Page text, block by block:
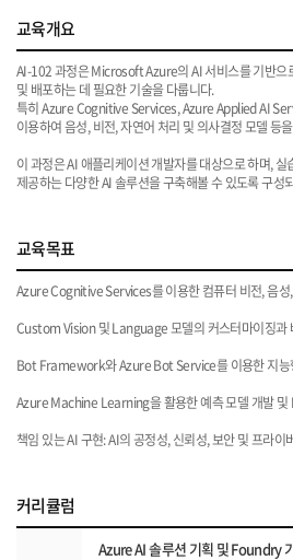
교육개요
AI-102 과정은 Microsoft Azure의 AI 서비스를 기반으
및 배포하는 데 필요한 기술을 다룹니다.
특히 Azure Cognitive Services, Azure Applied AI
이용하여 음성, 비전, 자연어 처리 및 의사결정 모델 등
이 과정은 AI 애플리케이션 개발자를 대상으로 하며,
제공하는 다양한 AI 솔루션을 구축해볼 수 있도록 구성
교육목표
Azure Cognitive Services를 이용한 컴퓨터 비전, 음성
Custom Vision 및 Language 모델의 커스터마이징과
Bot Framework와 Azure Bot Service를 이용한 지능
Azure Machine Learning을 활용한 예측 모델 개발 및
책임 있는 AI 구현: AI의 공정성, 신뢰성, 보안 및 프라이
커리큘럼
Azure AI 솔루션 기획 및 Foundry